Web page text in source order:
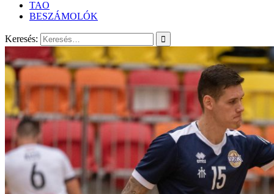
TAO
BESZÁMOLÓK
Keresés: